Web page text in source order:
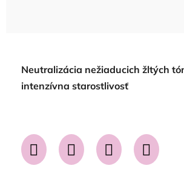
Neutralizácia nežiaducich žltých
intenzívna starostlivosť